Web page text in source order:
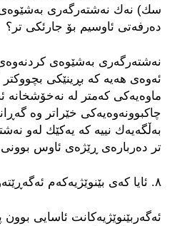
سك) نه‌ك نه‌شته‌رگه‌ری به‌شێوه‌ی
ده‌رفه‌تی ئاوسیم بۆ جارئكی تر؟
نه‌شته‌رگه‌ر‌ی به‌شێوه‌ی
ئه‌وه‌ی هه‌یه‌ كه‌ بڕینێكی
ماوه‌یه‌كی كه‌متر له‌ نه‌خۆشخانه‌
چاكبوونه‌وه‌یه‌كی خێراتر وه‌
به‌ڵگه‌یه‌ك نییه‌ كه‌ یه‌كێك له‌و
تر ده‌رباره‌ی ڕێژه‌ی ئاوس بوونی
٨. ئایا كه‌ی بێنوێژیه‌كه‌م ئه‌گه‌ڕێته‌وه‌؟
ئه‌گه‌ربێنوێژیه‌كانت ئاسایی